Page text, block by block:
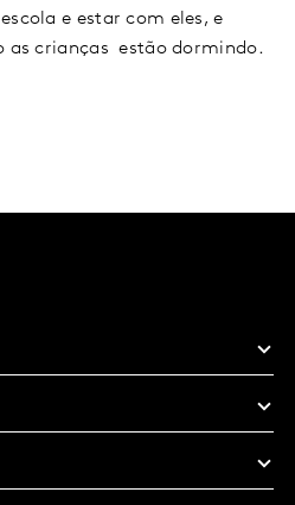
e estar com eles, e
as crianças estão dormindo.